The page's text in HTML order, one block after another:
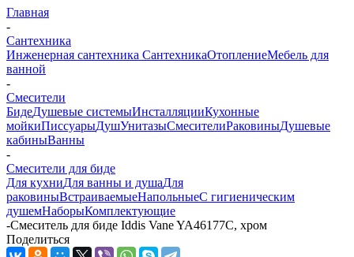
Главная
-
Сантехника
Инженерная сантехника СантехникаОтоплениеМебель для
ванной
-
Смесители
БидеДушевые системыИнсталляцииКухонные
мойкиПиссуарыДушУнитазыСмесителиРаковиныДушевые
кабиныВанны
-
Смесители для биде
Для кухниДля ванны и душаДля
раковиныВстраиваемыеНапольныеС гигиеническим
душемНаборыКомплектующие
-Смеситель для биде Iddis Vane YA46177C, хром
Поделиться